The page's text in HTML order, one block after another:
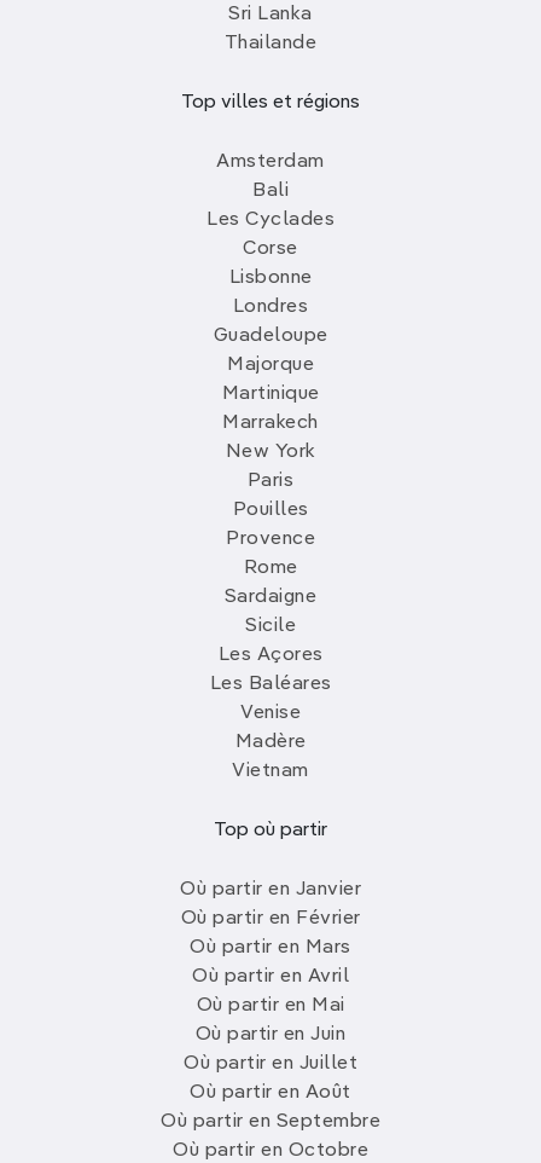
Sri Lanka
Thailande
Top villes et régions
Amsterdam
Bali
Les Cyclades
Corse
Lisbonne
Londres
Guadeloupe
Majorque
Martinique
Marrakech
New York
Paris
Pouilles
Provence
Rome
Sardaigne
Sicile
Les Açores
Les Baléares
Venise
Madère
Vietnam
Top où partir
Où partir en Janvier
Où partir en Février
Où partir en Mars
Où partir en Avril
Où partir en Mai
Où partir en Juin
Où partir en Juillet
Où partir en Août
Où partir en Septembre
Où partir en Octobre